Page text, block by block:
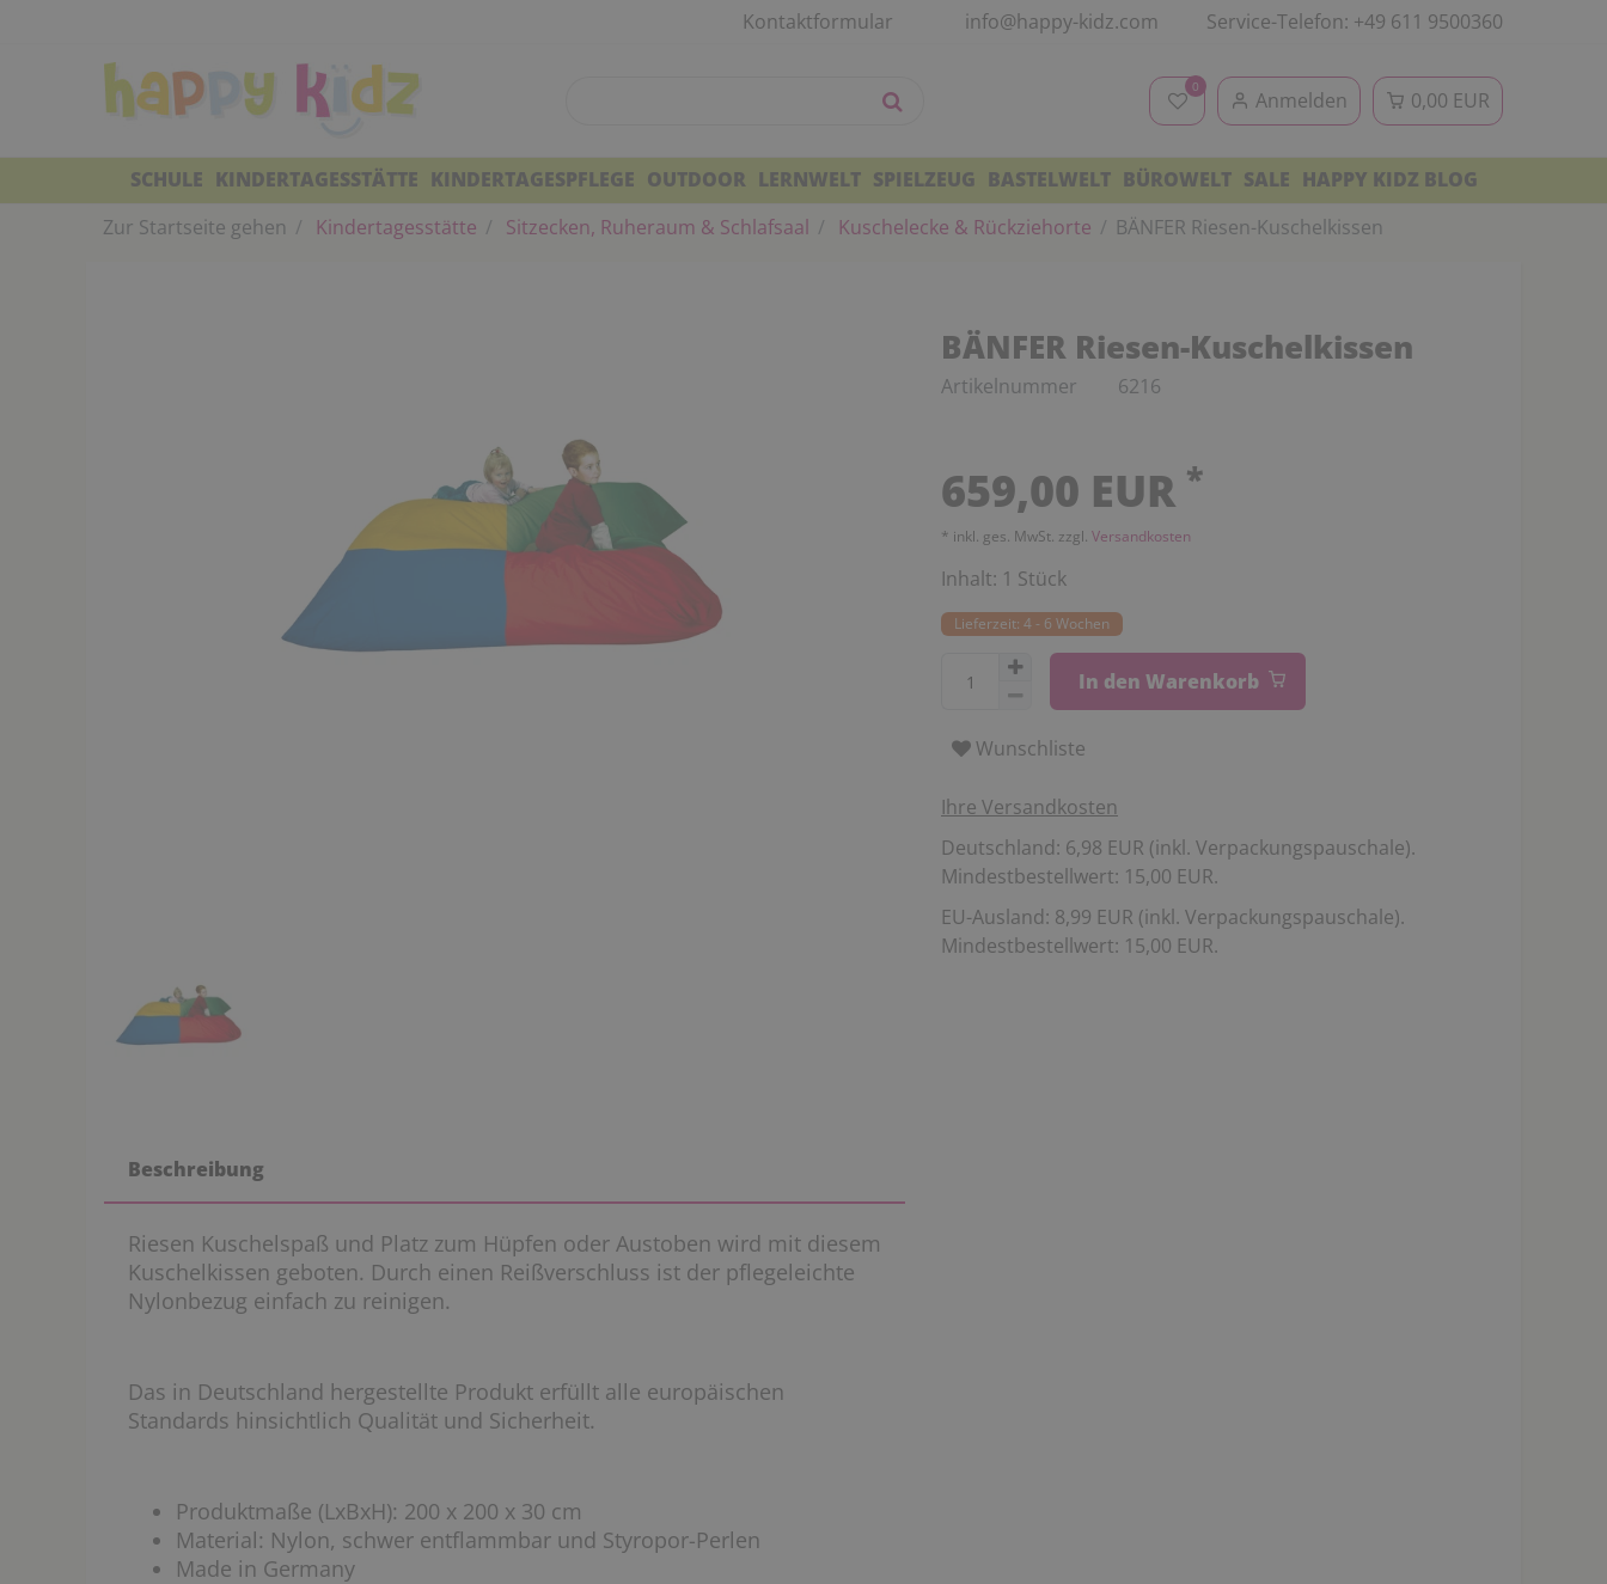
Kontaktformular info@happy-kidz.com Service-Telefon: +49 611 9500360
0
Anmelden 0,00 EUR
SCHULE KINDERTAGESSTÄTTE KINDERTAGESPFLEGE OUTDOOR LERNWELT SPIELZEUG BASTELWELT BÜROWELT SALE HAPPY KIDZ BLOG
Zur Startseite gehen
Kindertagesstätte Sitzecken, Ruheraum & Schlafsaal Kuschelecke & Rückziehorte BÄNFER Riesen-Kuschelkissen
BÄNFER Riesen-Kuschelkissen
Artikelnummer 6216
659,00 EUR *
* inkl. ges. MwSt. zzgl. Versandkosten
Inhalt: 1 Stück
Lieferzeit: 4 - 6 Wochen
In den Warenkorb
Wunschliste
Ihre Versandkosten
Deutschland: 6,98 EUR (inkl. Verpackungspauschale).
Mindestbestellwert: 15,00 EUR.
EU-Ausland: 8,99 EUR (inkl. Verpackungspauschale).
Mindestbestellwert: 15,00 EUR.
Beschreibung
Riesen Kuschelspaß und Platz zum Hüpfen oder Austoben wird mit diesem
Kuschelkissen geboten. Durch einen Reißverschluss ist der pflegeleichte
Nylonbezug einfach zu reinigen.
Das in Deutschland hergestellte Produkt erfüllt alle europäischen
Standards hinsichtlich Qualität und Sicherheit.
Produktmaße (LxBxH): 200 x 200 x 30 cm
Material: Nylon, schwer entflammbar und Styropor-Perlen
Made in Germany